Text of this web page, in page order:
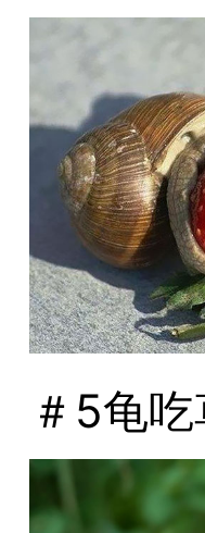
＃5龟